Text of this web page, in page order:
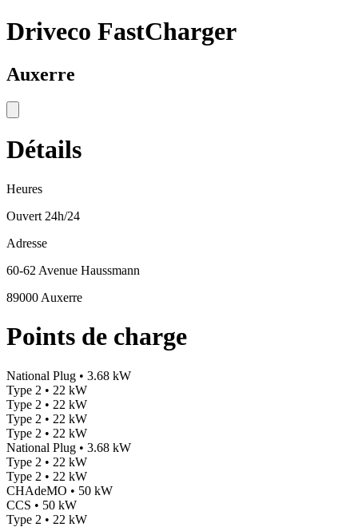
Driveco FastCharger
Auxerre
Détails
Heures
Ouvert 24h/24
Adresse
60-62 Avenue Haussmann
89000 Auxerre
Points de charge
National Plug • 3.68 kW
Type 2 • 22 kW
Type 2 • 22 kW
Type 2 • 22 kW
Type 2 • 22 kW
National Plug • 3.68 kW
Type 2 • 22 kW
Type 2 • 22 kW
CHAdeMO • 50 kW
CCS • 50 kW
Type 2 • 22 kW